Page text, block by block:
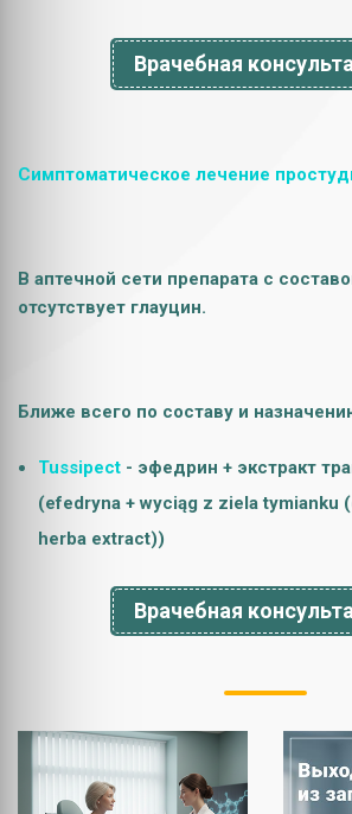
Врачебная
Симптоматическое лечение
В аптечной сети препарата с
отсутствует глауцин.
Ближе всего по составу и
Tussipect - эфедрин + экстракт
(efedryna + wyciąg z ziela tymianku
herba extract))
Врачебная